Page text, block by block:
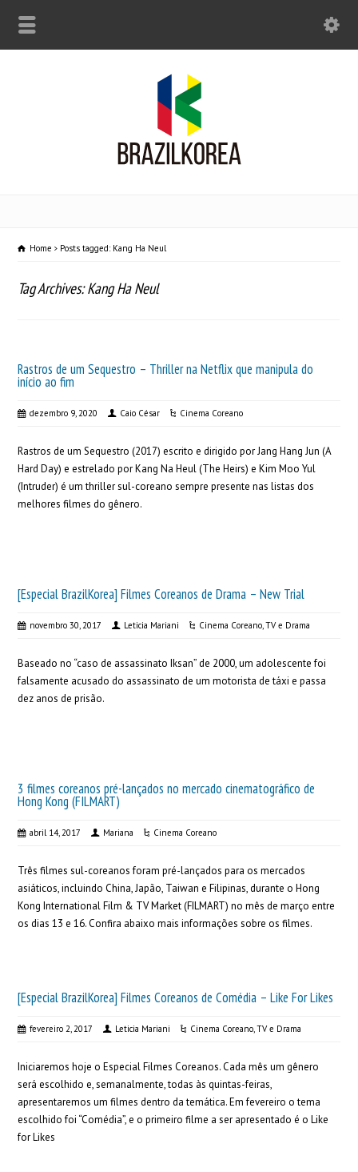
Home Posts tagged: Kang Ha Neul
Tag Archives: Kang Ha Neul
Rastros de um Sequestro – Thriller na Netflix que manipula do
início ao fim
dezembro 9, 2020 Caio César Cinema Coreano
Rastros de um Sequestro (2017) escrito e dirigido por Jang Hang Jun (A
Hard Day) e estrelado por Kang Na Heul (The Heirs) e Kim Moo Yul
(Intruder) é um thriller sul-coreano sempre presente nas listas dos
melhores filmes do gênero.
[Especial BrazilKorea] Filmes Coreanos de Drama – New Trial
novembro 30, 2017 Leticia Mariani Cinema Coreano,TV e Drama
Baseado no “caso de assassinato Iksan” de 2000, um adolescente foi
falsamente acusado do assassinato de um motorista de táxi e passa
dez anos de prisão.
3 filmes coreanos pré-lançados no mercado cinematográfico de
Hong Kong (FILMART)
abril 14, 2017 Mariana Cinema Coreano
Três filmes sul-coreanos foram pré-lançados para os mercados
asiáticos, incluindo China, Japão, Taiwan e Filipinas, durante o Hong
Kong International Film & TV Market (FILMART) no mês de março entre
os dias 13 e 16. Confira abaixo mais informações sobre os filmes.
[Especial BrazilKorea] Filmes Coreanos de Comédia – Like For Likes
fevereiro 2, 2017 Leticia Mariani Cinema Coreano,TV e Drama
Iniciaremos hoje o Especial Filmes Coreanos. Cada mês um gênero
será escolhido e, semanalmente, todas às quintas-feiras,
apresentaremos um filmes dentro da temática. Em fevereiro o tema
escolhido foi “Comédia”, e o primeiro filme a ser apresentado é o Like
for Likes